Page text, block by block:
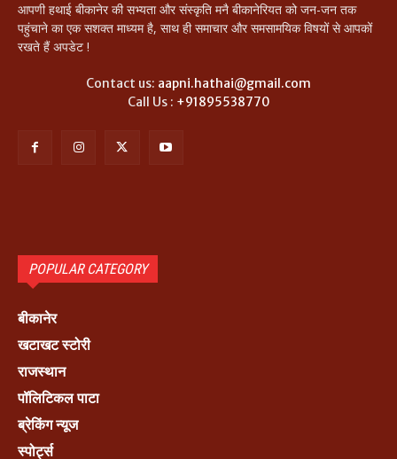
आपणी हथाई बीकानेर की सभ्यता और संस्कृति मनै बीकानेरियत को जन-जन तक
पहुंचाने का एक सशक्त माध्यम है, साथ ही समाचार और समसामयिक विषयों से आपकों
रखते हैं अपडेट !
Contact us: aapni.hathai@gmail.com
Call Us : +91895538770
POPULAR CATEGORY
बीकानेर
खटाखट स्टोरी
राजस्थान
पॉलिटिकल पाटा
ब्रेकिंग न्यूज
स्पोर्ट्स